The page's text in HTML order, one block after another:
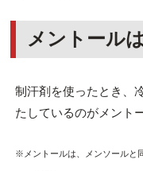
メントール
制汗剤を使ったとき、
たしているのがメント
※メントールは、メンソールと